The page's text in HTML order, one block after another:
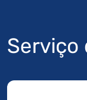
Serviço